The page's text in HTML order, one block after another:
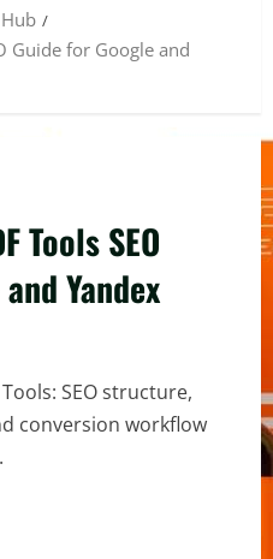
Guide for Google and
Tools SEO
Yandex
SEO structure,
conversion workflow